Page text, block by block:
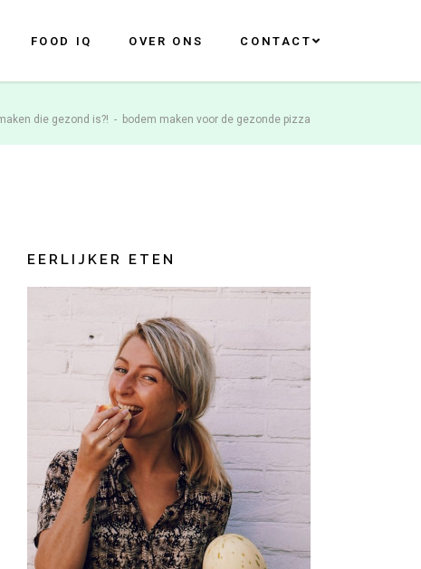
FOOD IQ OVER ONS CONTACT
die gezond is?! - bodem maken voor de gezonde pizza
EERLIJKER ETEN